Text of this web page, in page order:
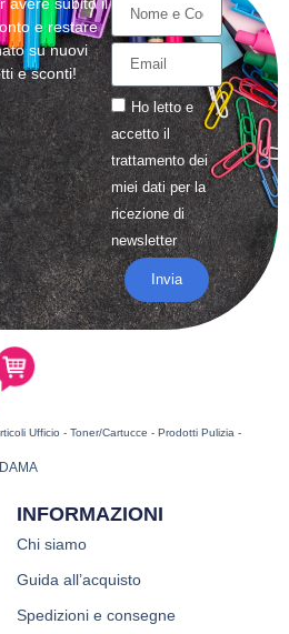
e restare
su nuovi
e sconti!
Ho letto e
accetto il
trattamentodei
miei dati per la
ricezione di
newsletter
Invia
Ufficio - Toner/Cartucce - Prodotti Pulizia -
INFORMAZIONI
Chi siamo
Guida all’acquisto
Spedizioni e consegne